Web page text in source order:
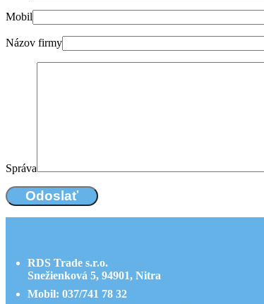
Mobil
Názov firmy
Správa
RDS Trade s.r.o.
Snežienková 5, 94901, Nitra
Mobil: 037/741 78 32